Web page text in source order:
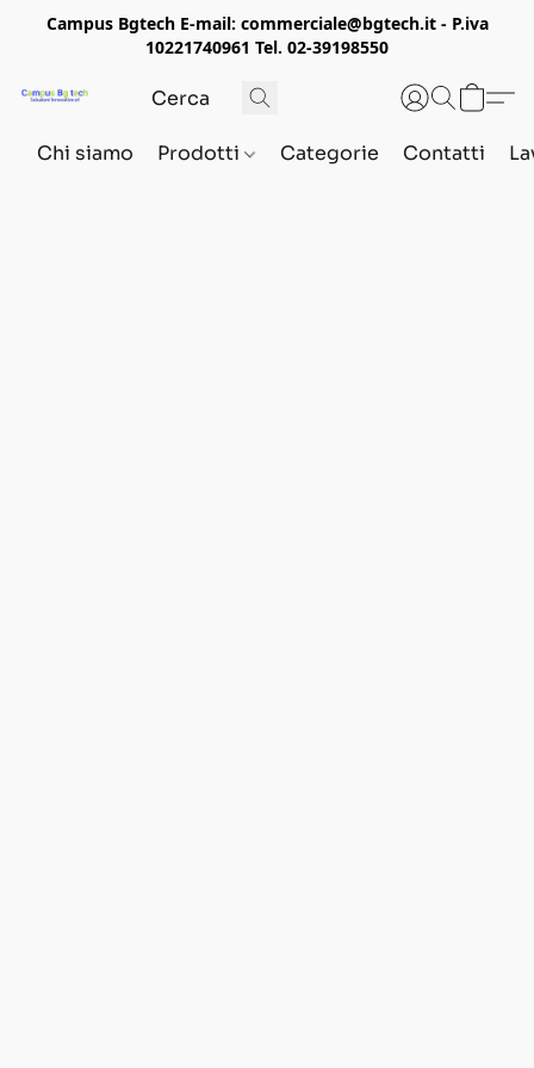
Campus Bgtech E-mail: commerciale@bgtech.it - P.iva
10221740961 Tel. 02-39198550
Chi siamo Prodotti Categorie Contatti